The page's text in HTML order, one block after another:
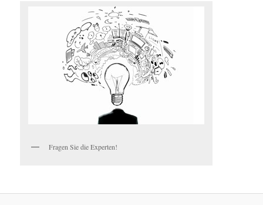
Fragen Sie die Experten!